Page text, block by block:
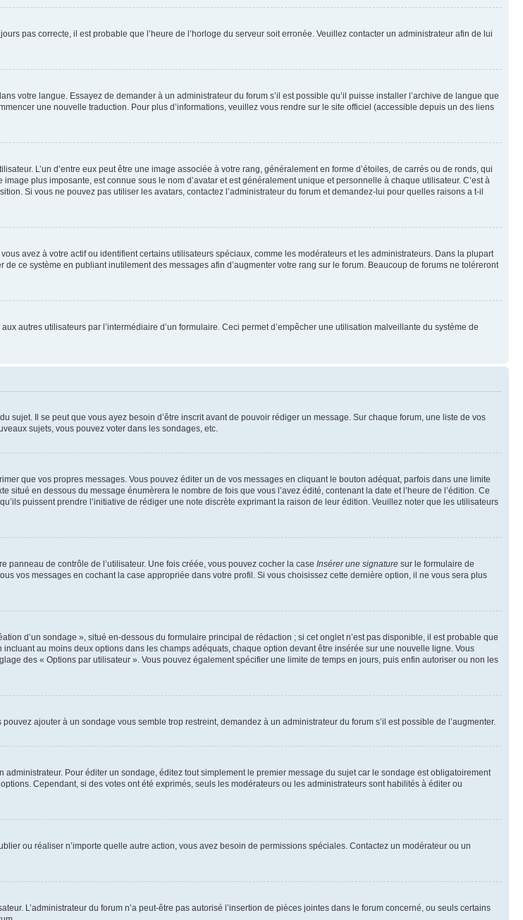
pas correcte, il est probable que l’heure de l’horloge du serveur soit erronée. Veuillez contacter un administrateur afin de lui
votre langue. Essayez de demander à un administrateur du forum s’il est possible qu’il puisse installer l’archive de langue que
une nouvelle traduction. Pour plus d’informations, veuillez vous rendre sur le site officiel (accessible depuis un des liens
L’un d’entre eux peut être une image associée à votre rang, généralement en forme d’étoiles, de carrés ou de ronds, qui
plus imposante, est connue sous le nom d’avatar et est généralement unique et personnelle à chaque utilisateur. C’est à
Si vous ne pouvez pas utiliser les avatars, contactez l’administrateur du forum et demandez-lui pour quelles raisons a t-il
avez à votre actif ou identifient certains utilisateurs spéciaux, comme les modérateurs et les administrateurs. Dans la plupart
ce système en publiant inutilement des messages afin d’augmenter votre rang sur le forum. Beaucoup de forums ne toléreront
autres utilisateurs par l’intermédiaire d’un formulaire. Ceci permet d’empêcher une utilisation malveillante du système de
sujet. Il se peut que vous ayez besoin d’être inscrit avant de pouvoir rédiger un message. Sur chaque forum, une liste de vos
sujets, vous pouvez voter dans les sondages, etc.
que vos propres messages. Vous pouvez éditer un de vos messages en cliquant le bouton adéquat, parfois dans une limite
en dessous du message énumèrera le nombre de fois que vous l’avez édité, contenant la date et l’heure de l’édition. Ce
puissent prendre l’initiative de rédiger une note discrète exprimant la raison de leur édition. Veuillez noter que les utilisateurs
panneau de contrôle de l’utilisateur. Une fois créée, vous pouvez cocher la case Insérer une signature sur le formulaire de
vos messages en cochant la case appropriée dans votre profil. Si vous choisissez cette dernière option, il ne vous sera plus
d’un sondage », situé en-dessous du formulaire principal de rédaction ; si cet onglet n’est pas disponible, il est probable que
au moins deux options dans les champs adéquats, chaque option devant être insérée sur une nouvelle ligne. Vous
des « Options par utilisateur ». Vous pouvez également spécifier une limite de temps en jours, puis enfin autoriser ou non les
ajouter à un sondage vous semble trop restreint, demandez à un administrateur du forum s’il est possible de l’augmenter.
Pour éditer un sondage, éditez tout simplement le premier message du sujet car le sondage est obligatoirement
Cependant, si des votes ont été exprimés, seuls les modérateurs ou les administrateurs sont habilités à éditer ou
ou réaliser n’importe quelle autre action, vous avez besoin de permissions spéciales. Contactez un modérateur ou un
L’administrateur du forum n’a peut-être pas autorisé l’insertion de pièces jointes dans le forum concerné, ou seuls certains